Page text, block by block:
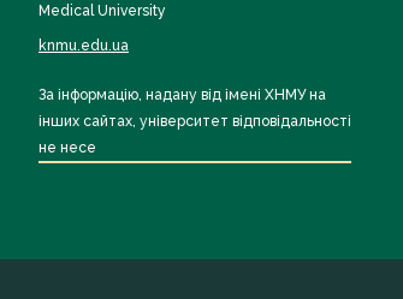
Medical University
knmu.edu.ua
За інформацію, надану від імені ХНМУ на
інших сайтах, університет відповідальності
не несе